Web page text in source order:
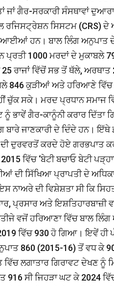
ਜਾਂ ਗੈਰ-ਸਰਕਾਰੀ ਸੰਸਥਾਵਾਂ
ਰਜਿਸਟ੍ਰੇਸ਼ਨ ਸਿਸਟਮ (CRS) ਦੇ
ਹਨ। ਬਾਲ ਲਿੰਗ ਅਨੁਪਾਤ ਦੇ
ਪ੍ਰਤੀ 1000 ਮਰਦਾਂ ਦੇ
ਰਾਜਾਂ ਵਿੱਚੋਂ ਸਭ ਤੋਂ ਥੱਲੇ,
846 ਕੁੜੀਆਂ ਅਤੇ ਹਰਿਆਣੇ
ਚੁੱਕ ਸਕੇ। ਮਰਦ ਪ੍ਰਧਾਨ ਸਮਾਜ
ਨੂੰ ਭਾਵੇਂ ਗੈਰ-ਕਾਨੂੰਨੀ ਕਰਾਰ
ਜਾਣਕਾਰੀ ਦੇ ਦਿੰਦੇ ਹਨ।
ਦੁਰਵਰਤੋਂ ਕਰਦੇ ਹੋਏ ਗਰਭਪਾਤ
ਵਿੱਚ ‘ਬੇਟੀ ਬਚਾਓ ਬੇਟੀ
ਦੀ ਸਿੱਖਿਆ ਪ੍ਰਾਪਤੀ ਦੇ
ਨਾਅਰੇ ਦੀ ਵਿਸ਼ੇਸ਼ਤਾ ਸੀ ਕਿ
ਪ੍ਰਸਾਰ ਅਤੇ ਇਸ਼ਤਿਹਾਰਬਾਜ਼ੀ
ਵਜੋਂ ਹਰਿਆਣਾ ਵਿੱਚ ਬਾਲ
ਵਿੱਚ 930 ਹੋ ਗਿਆ। ਇਵੇਂ ਹੀ
860 (2015-16) ਤੋਂ ਵਧ ਕੇ
ਲਗਾਤਾਰ ਗਿਰਾਵਟ ਦੇਖਣ
916 ਸੀ ਜਿਹੜਾ ਘਟ ਕੇ 2024